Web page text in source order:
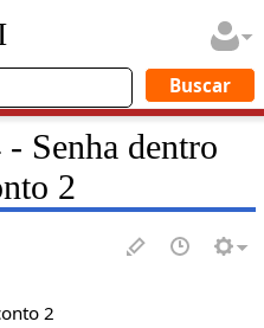
Senha dentro
2
2